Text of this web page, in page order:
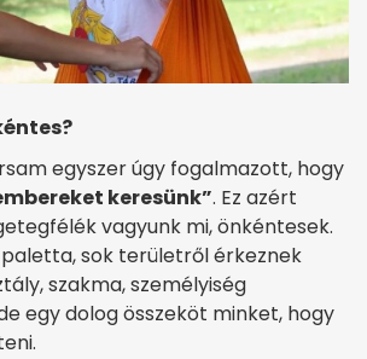
egyszer úgy fogalmazott, hogy
keresünk”. Ez azért
vagyunk mi, önkéntesek.
paletta, sok területről érkeznek
szakma, személyiség
egy dolog összeköt minket, hogy